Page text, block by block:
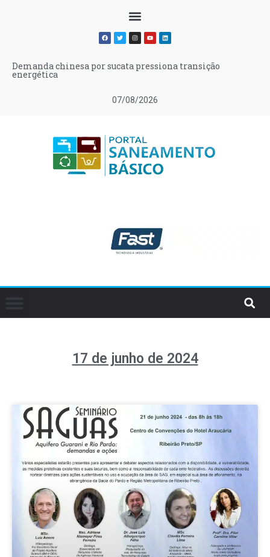
07/08/2026
Demanda chinesa por sucata pressiona transição
energética
17 de junho de 2024